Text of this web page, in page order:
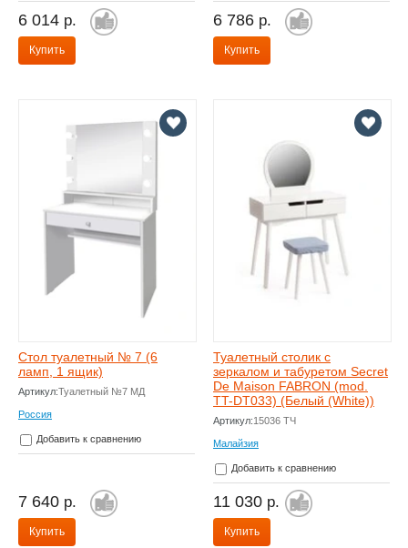
6 014 р.
Купить
6 786 р.
Купить
Стол туалетный № 7 (6
ламп, 1 ящик)
Артикул:Туалетный №7 МД
Россия
Добавить к сравнению
7 640 р.
Купить
Туалетный столик с
зеркалом и табуретом Secret
De Maison FABRON (mod.
TT-DT033) (Белый (White))
Артикул:15036 ТЧ
Малайзия
Добавить к сравнению
11 030 р.
Купить